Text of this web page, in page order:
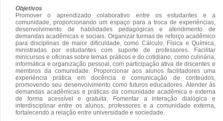
Objetivos
Promover o aprendizado colaborativo entre os estudantes e a
comunidade, proporcionando um espaço para a troca de experiências,
desenvolvimento de habilidades pedagógicas e atendimento de
demandas acadêmicas e sociais. Organizar turmas de reforço acadêmico
para disciplinas de maior dificuldade, como Cálculo, Física e Química,
ministradas por estudantes com suporte de professores. Facilitar
minicursos e oficinas sobre temas práticos e do cotidiano, como culinária,
informática e organização pessoal, com participação ativa de discentes e
membros da comunidade. Proporcionar aos alunos facilitadores uma
experiência prática em docência e comunicação de conteúdos,
promovendo seu desenvolvimento como futuros educadores. Atender às
demandas acadêmicas e práticas da comunidade acadêmica e externa
de forma acessível e gratuita. Fomentar a interação dialógica e
interdisciplinar entre os alunos, professores e a comunidade externa,
fortalecendo a relação entre universidade e sociedade.